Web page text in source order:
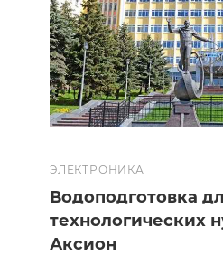
ЭЛЕКТРОНИКА
Водоподготовка
технологических
Аксион